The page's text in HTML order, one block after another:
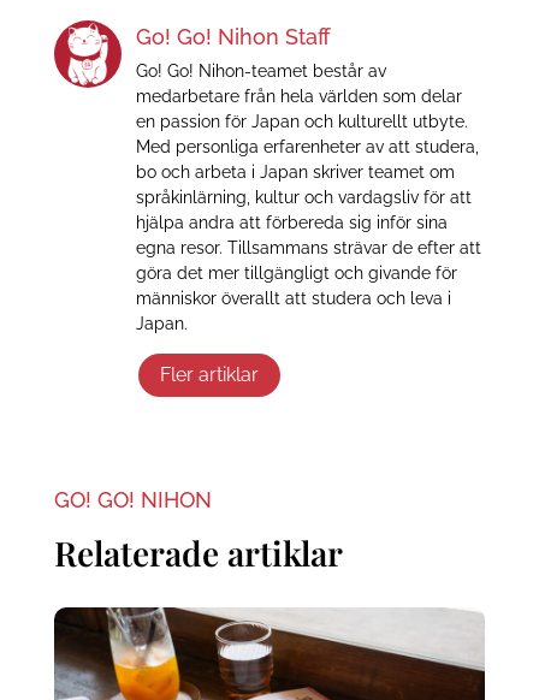
Go! Go! Nihon Staff
Go! Go! Nihon-teamet består av
medarbetare från hela världen som delar
en passion för Japan och kulturellt utbyte.
Med personliga erfarenheter av att studera,
bo och arbeta i Japan skriver teamet om
språkinlärning, kultur och vardagsliv för att
hjälpa andra att förbereda sig inför sina
egna resor. Tillsammans strävar de efter att
göra det mer tillgängligt och givande för
människor överallt att studera och leva i
Japan.
Fler artiklar
GO! GO! NIHON
Relaterade artiklar